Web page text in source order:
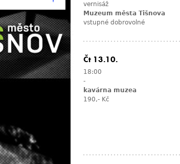
vernisáž
Muzeum města Tišnova
vstupné dobrovolné
Čt 13.10.
18:00
-
kavárna muzea
190,- Kč